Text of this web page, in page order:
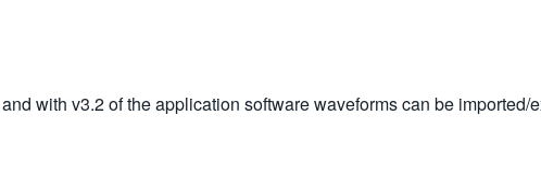
with v3.2 of the application software waveforms can be imported/